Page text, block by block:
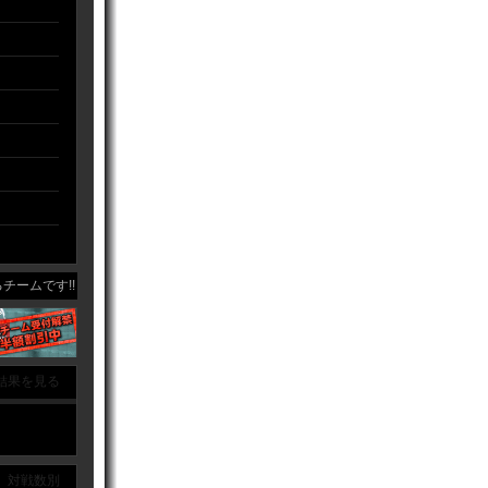
ムです!!
果を見る
対戦数別